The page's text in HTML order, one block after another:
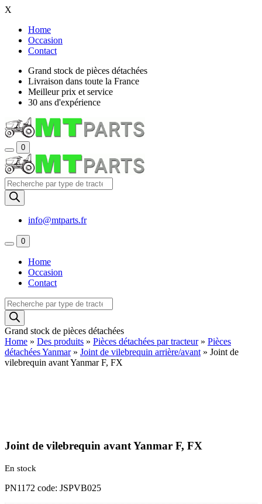
X
Home
Occasion
Contact
Grand stock de pièces détachées
Livraison dans toute la France
Meilleur prix et service
30 ans d'expérience
0
Recherche
de
produits
info@mtparts.fr
0
Home
Occasion
Contact
Recherche
de
produits
Grand stock de pièces détachées
Home » Des produits » Pièces détachées par tracteur» Pièces
détachées Yanmar» Joint de vilebrequin arrière/avant » Joint de
vilebrequin avant Yanmar F, FX
Joint de vilebrequin avant Yanmar F, FX
En stock
PN1172 code: JSPVB025